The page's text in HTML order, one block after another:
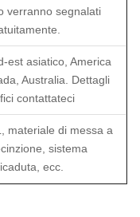
verranno segnalati
est asiatico, America
Australia. Dettagli
contattateci
materiale di messa a
sistema
ecc.